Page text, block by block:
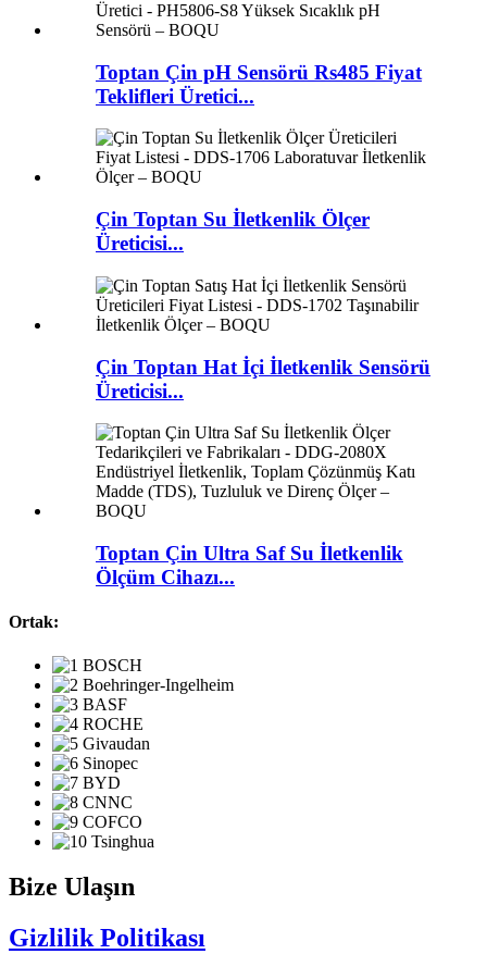
Toptan Çin pH Sensörü Rs485 Fiyat
Teklifleri Üretici...
Çin Toptan Su İletkenlik Ölçer
Üreticisi...
Çin Toptan Hat İçi İletkenlik Sensörü
Üreticisi...
Toptan Çin Ultra Saf Su İletkenlik
Ölçüm Cihazı...
Ortak:
Bize Ulaşın
Gizlilik Politikası